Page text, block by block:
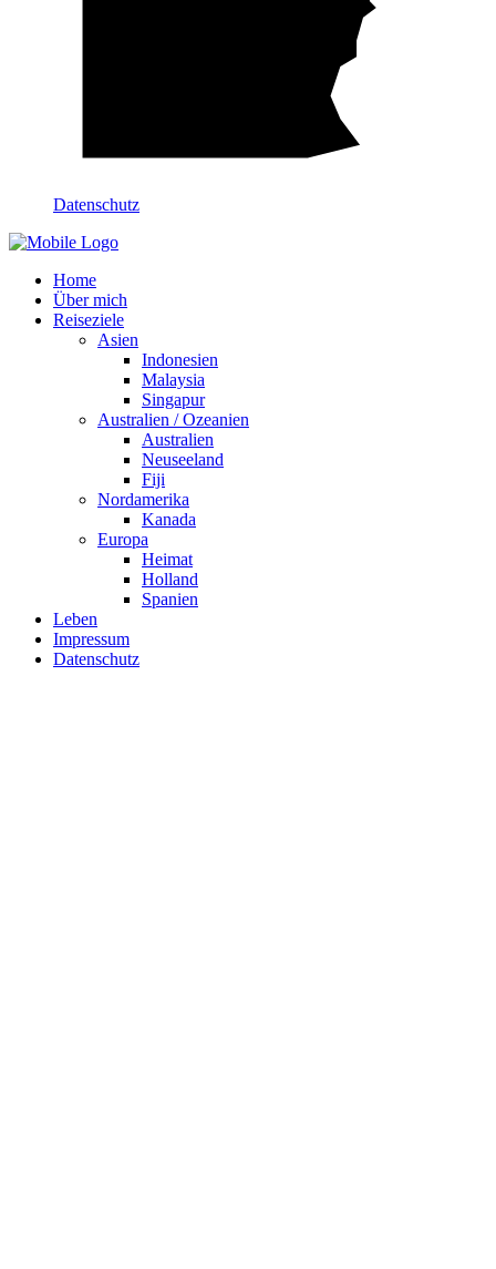
Datenschutz
Home
Über mich
Reiseziele
Asien
Indonesien
Malaysia
Singapur
Australien / Ozeanien
Australien
Neuseeland
Fiji
Nordamerika
Kanada
Europa
Heimat
Holland
Spanien
Leben
Impressum
Datenschutz